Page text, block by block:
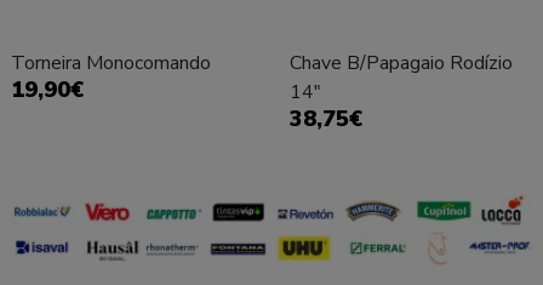
Torneira Monocomando
19,90€
Chave B/Papagaio Rodízio
14"
38,75€